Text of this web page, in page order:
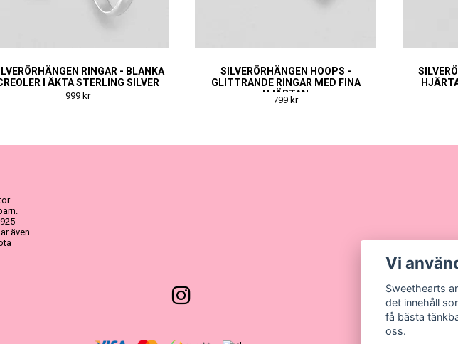
RINGAR - BLANKA
I ÄKTA STERLING SILVER
999 kr
SILVERÖRHÄNGEN HOOPS -
GLITTRANDE RINGAR MED FINA
HJÄRTAN
799 kr
även
Vi
Sweethearts
det innehåll
få bästa
oss.